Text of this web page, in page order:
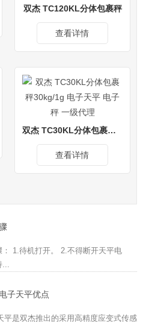
双杰 TC120KL分体包裹秤
查看详情
双杰 TC30KL分体包裹秤30kg/1g 电子天平 电子秤 一级代理
查看详情
1.待机打开。 2.不得断开天平电
...
子天平优点
平是双杰推出的采用高精度应变式传感